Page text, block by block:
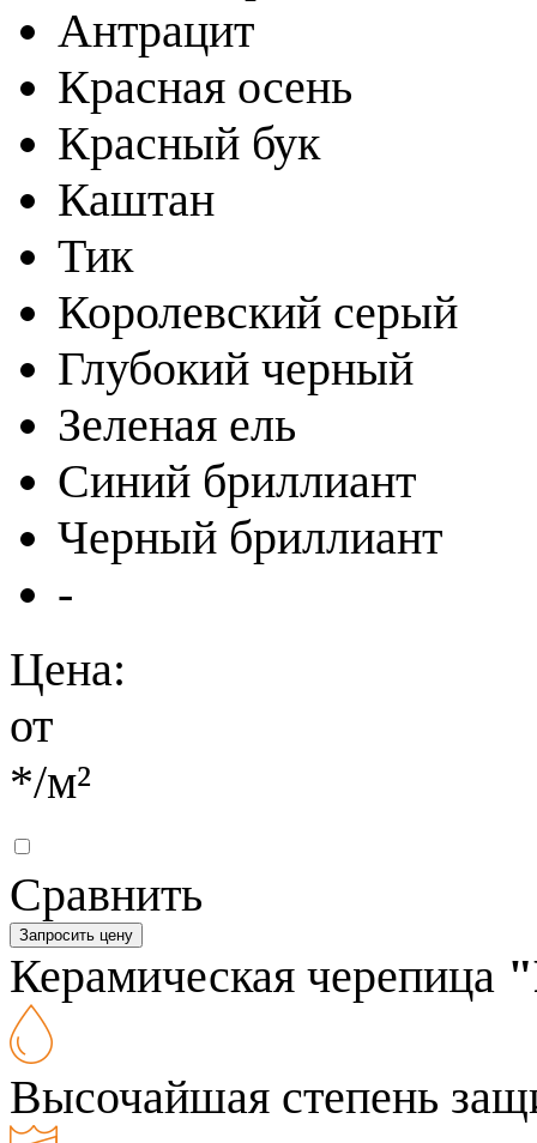
Антрацит
Красная осень
Красный бук
Каштан
Тик
Королевский серый
Глубокий черный
Зеленая ель
Синий бриллиант
Черный бриллиант
-
Цена:
от
*/м²
Сравнить
Запросить цену
Керамическая черепица
Высочайшая степень